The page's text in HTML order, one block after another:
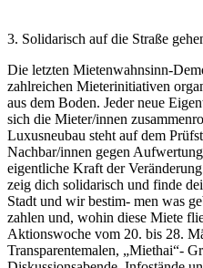
3. Solidarisch auf die Straße
Die letzten Mietenwahnsinn-
zahlreichen Mieterinitiativen
aus dem Boden. Jeder neue
sich die Mieter/innen
Luxusneubau steht auf dem
Nachbar/innen gegen
eigentliche Kraft der
zeig dich solidarisch und finde
Stadt und wir bestim- men was
zahlen und, wohin diese Miete
Aktionswoche vom 20. bis 28.
Transparentemalen, „Miethai“-